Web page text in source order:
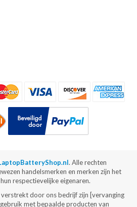
. Alle rechten
handelsmerken en merken zijn het
respectievelijke eigenaren.
door ons bedrijf zijn [vervanging
met bepaalde producten van